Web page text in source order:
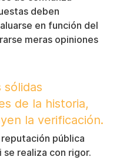
deben
en función del
meras opiniones
sólidas
de la historia,
la verificación.
pública
se realiza con rigor.